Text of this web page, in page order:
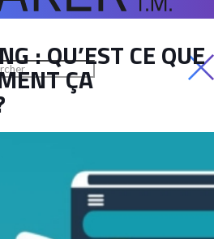
: QU’EST CE QUE
ÇA